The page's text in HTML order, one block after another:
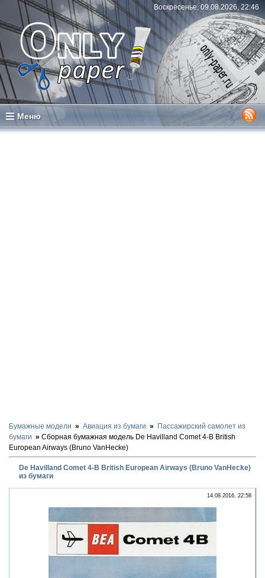
Воскресенье, 09.08.2026, 22:46
Меню
Бумажные модели Авиация из бумаги
Пассажирский самолет из
бумаги
Сборная бумажная модель De Havilland Comet 4-B British
European Airways (Bruno VanHecke)
De Havilland Comet 4-B British European Airways (Bruno VanHecke)
из бумаги
14.08.2016, 22:58